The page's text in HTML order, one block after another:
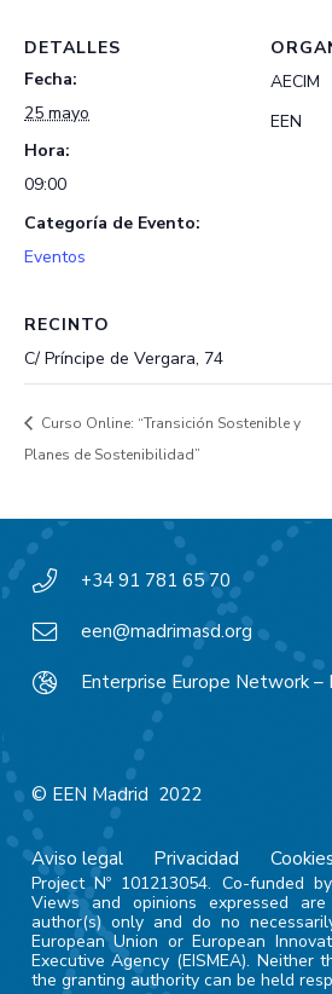
DETALLES
Fecha:
25 mayo
Hora:
09:00
Categoría de Evento:
Eventos
AECIM
EEN
RECINTO
C/ Príncipe de Vergara, 74
Curso Online: “Transición Sostenible y
Planes de Sostenibilidad”
+34 91 781 65 70
een@madrimasd.org
Enterprise Europe Network –
© EEN Madrid 2022
Aviso legal Privacidad Cookies
Project Nº 101213054. Co-funded
Views and opinions expressed
author(s) only and do no
European Union or European
Executive Agency (EISMEA). Neither
the granting authority can be held